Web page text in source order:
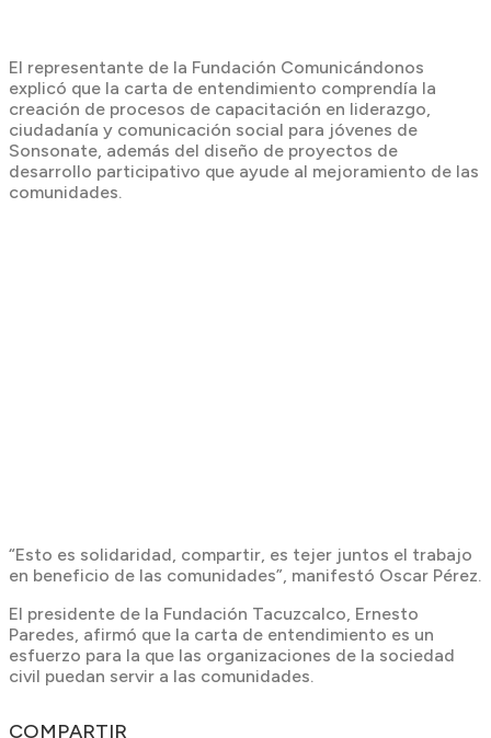
El representante de la Fundación Comunicándonos
explicó que la carta de entendimiento comprendía la
creación de procesos de capacitación en liderazgo,
ciudadanía y comunicación social para jóvenes de
Sonsonate, además del diseño de proyectos de
desarrollo participativo que ayude al mejoramiento de las
comunidades.
“Esto es solidaridad, compartir, es tejer juntos el trabajo
en beneficio de las comunidades”, manifestó Oscar Pérez.
El presidente de la Fundación Tacuzcalco, Ernesto
Paredes, afirmó que la carta de entendimiento es un
esfuerzo para la que las organizaciones de la sociedad
civil puedan servir a las comunidades.
COMPARTIR